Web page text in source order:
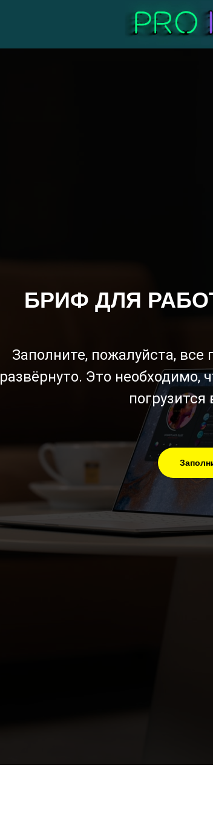
БРИФ ДЛЯ
Заполните, пожалуйста,
развёрнуто. Это